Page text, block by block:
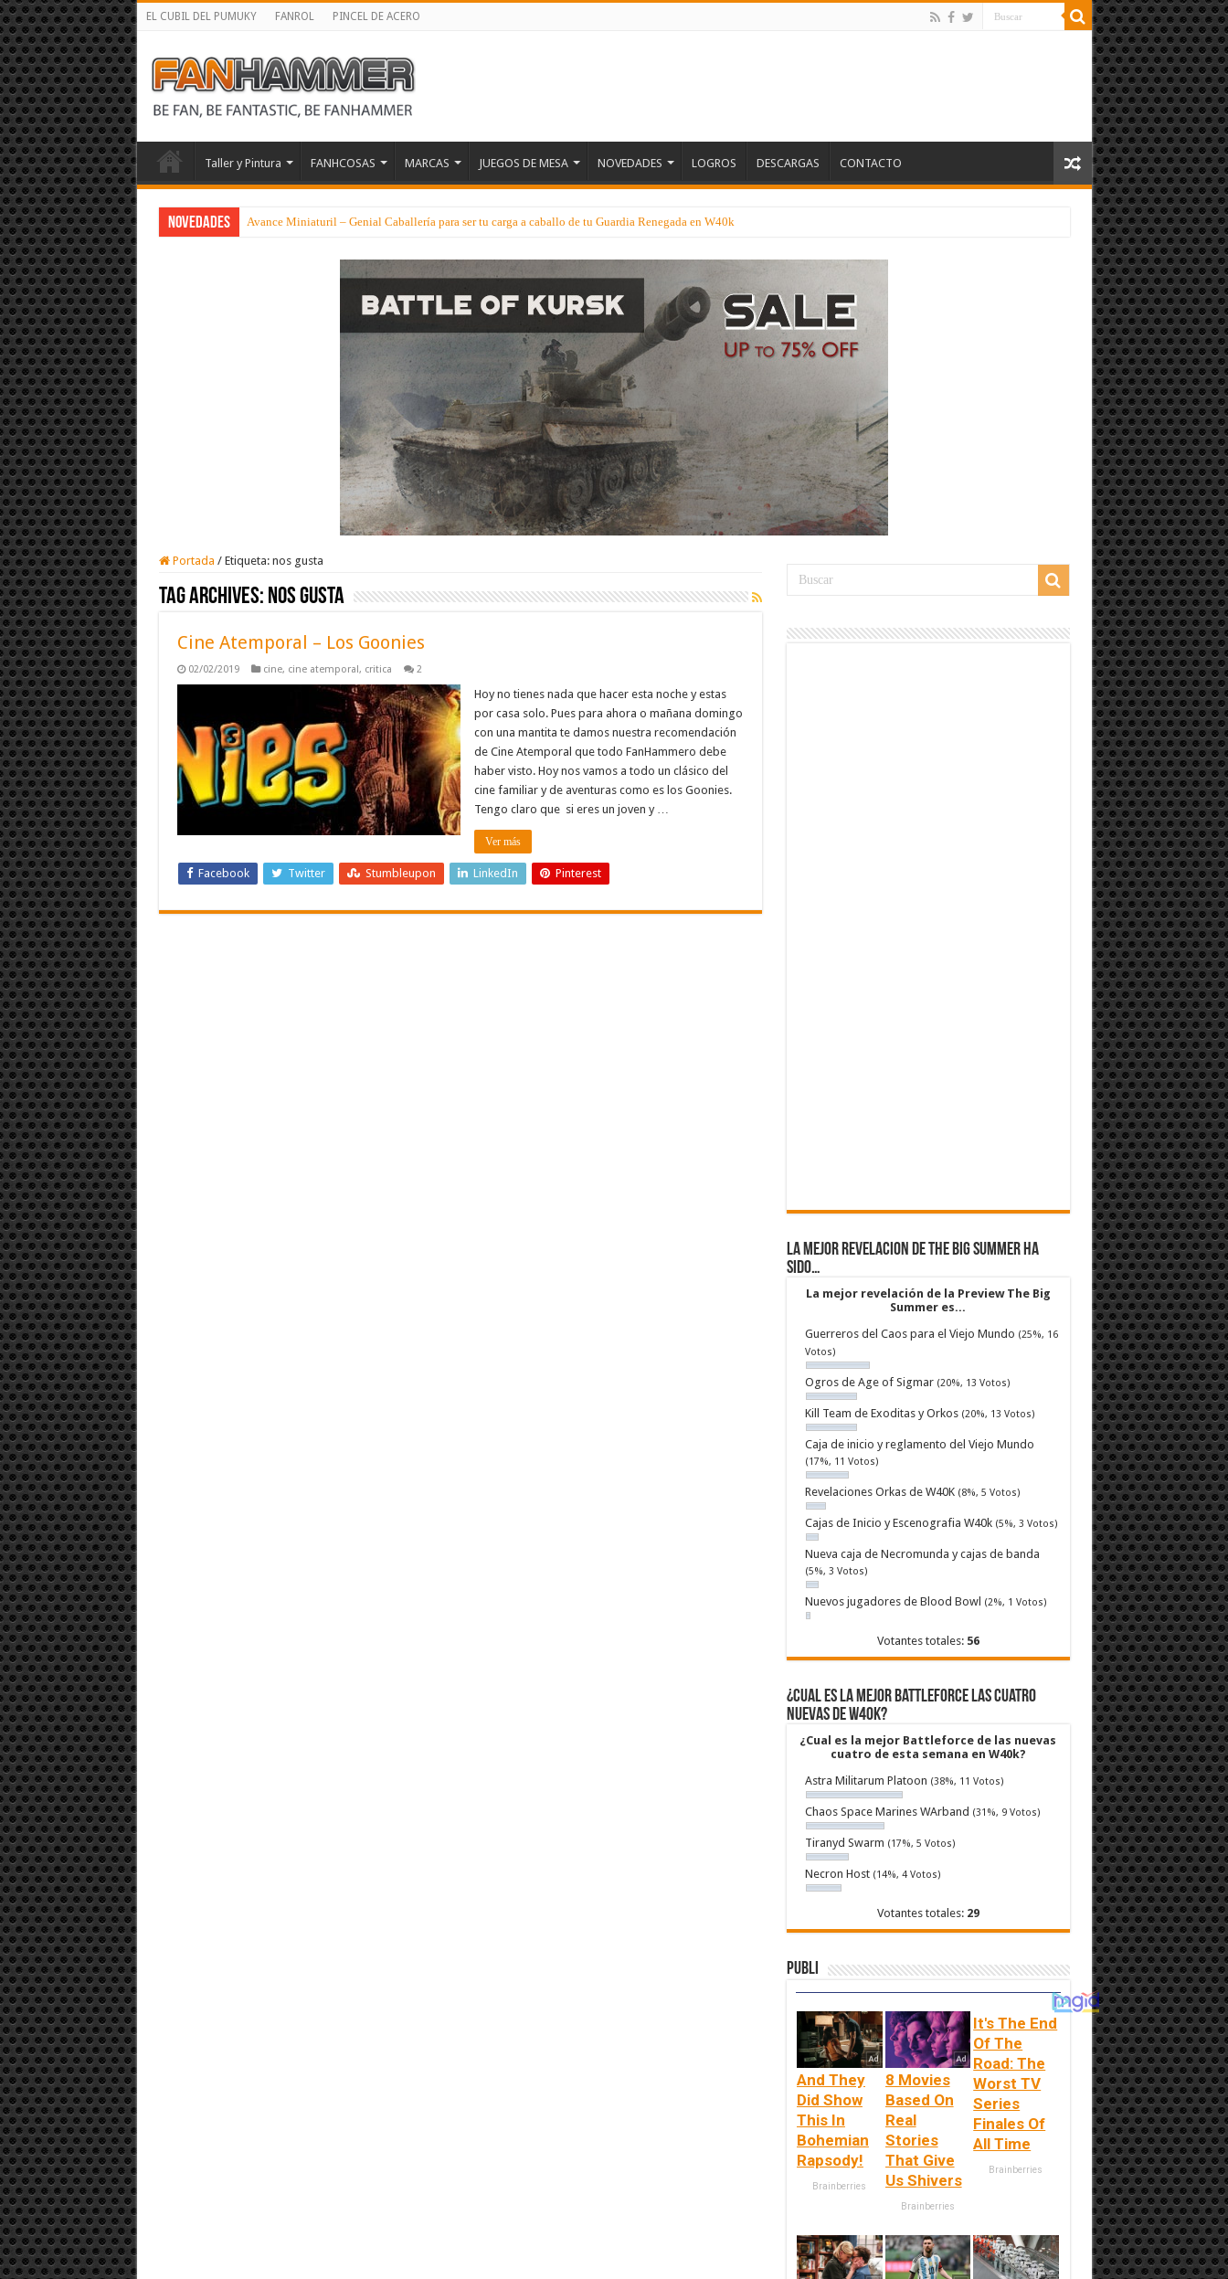
EL CUBIL DEL PUMUKY FANROL PINCEL DE ACERO
Taller y Pintura FANHCOSAS MARCAS JUEGOS DE MESA NOVEDADES LOGROS DESCARGAS CONTACTO
NOVEDADES Avance Miniaturil – Genial Caballería para ser tu carga a caballo de tu Guardia Renegada en W40k
Portada / Etiqueta: nos gusta
Tag Archives: nos gusta
Cine Atemporal – Los Goonies
02/02/2019 cine, cine atemporal, critica 2
Hoy no tienes nada que hacer esta noche y estas
por casa solo. Pues para ahora o mañana domingo
con una mantita te damos nuestra recomendación
de Cine Atemporal que todo FanHammero debe
haber visto. Hoy nos vamos a todo un clásico del
cine familiar y de aventuras como es los Goonies.
Tengo claro que si eres un joven y …
Ver más
Facebook Twitter Stumbleupon LinkedIn Pinterest
La mejor revelacion de The Big Summer ha
sido…
La mejor revelación de la Preview The Big
Summer es...
Guerreros del Caos para el Viejo Mundo (25%, 16
Votos)
Ogros de Age of Sigmar (20%, 13 Votos)
Kill Team de Exoditas y Orkos (20%, 13 Votos)
Caja de inicio y reglamento del Viejo Mundo
(17%, 11 Votos)
Revelaciones Orkas de W40K (8%, 5 Votos)
Cajas de Inicio y Escenografia W40k (5%, 3 Votos)
Nueva caja de Necromunda y cajas de banda
(5%, 3 Votos)
Nuevos jugadores de Blood Bowl (2%, 1 Votos)
Votantes totales: 56
¿Cual es la mejor Battleforce las cuatro
nuevas de W40k?
¿Cual es la mejor Battleforce de las nuevas
cuatro de esta semana en W40k?
Astra Militarum Platoon (38%, 11 Votos)
Chaos Space Marines WArband (31%, 9 Votos)
Tiranyd Swarm (17%, 5 Votos)
Necron Host (14%, 4 Votos)
Votantes totales: 29
Publi
And They
Did Show
This In
Bohemian
Rapsody!
Brainberries
8 Movies
Based On
Real
Stories
That Give
Us Shivers
Brainberries
It's The End
Of The
Road: The
Worst TV
Series
Finales Of
All Time
Brainberries